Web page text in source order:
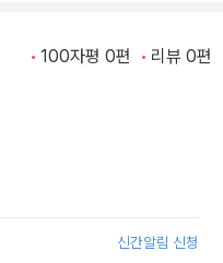
100자평 0편 리뷰 0편
신간알림 신청